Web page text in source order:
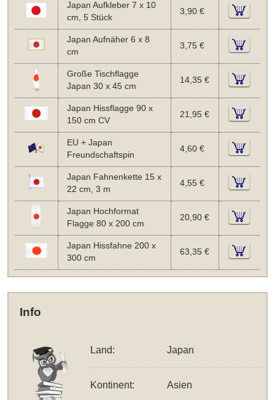
Japan Aufkleber 7 x 10
cm, 5 Stück
3,90 €
Japan Aufnäher 6 x 8
cm
3,75 €
Große Tischflagge
Japan 30 x 45 cm
14,35 €
Japan Hissflagge 90 x
150 cm CV
21,95 €
EU + Japan
Freundschaftspin
4,60 €
Japan Fahnenkette 15 x
22 cm, 3 m
4,55 €
Japan Hochformat
Flagge 80 x 200 cm
20,90 €
Japan Hissfahne 200 x
300 cm
63,35 €
Info
Land: Japan
Kontinent: Asien